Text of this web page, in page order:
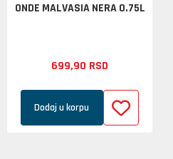
ONDE MALVASIA NERA 0.75L
699,90 RSD
Dodaj u korpu